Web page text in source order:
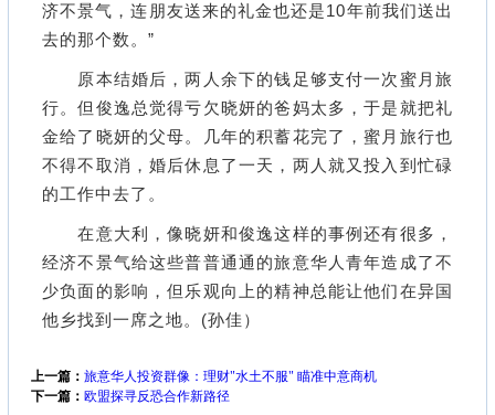
济不景气，连朋友送来的礼金也还是10年前我们送出
去的那个数。”
原本结婚后，两人余下的钱足够支付一次蜜月旅
行。但俊逸总觉得亏欠晓妍的爸妈太多，于是就把礼
金给了晓妍的父母。几年的积蓄花完了，蜜月旅行也
不得不取消，婚后休息了一天，两人就又投入到忙碌
的工作中去了。
在意大利，像晓妍和俊逸这样的事例还有很多，
经济不景气给这些普普通通的旅意华人青年造成了不
少负面的影响，但乐观向上的精神总能让他们在异国
他乡找到一席之地。(孙佳）
上一篇： 旅意华人投资群像：理财"水土不服" 瞄准中意商机
下一篇： 欧盟探寻反恐合作新路径